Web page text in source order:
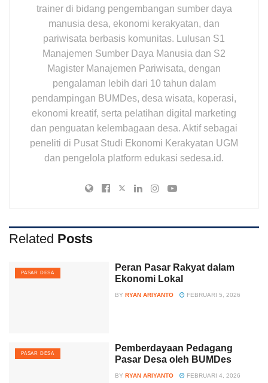
trainer di bidang pengembangan sumber daya
manusia desa, ekonomi kerakyatan, dan
pariwisata berbasis komunitas. Lulusan S1
Manajemen Sumber Daya Manusia dan S2
Magister Manajemen Pariwisata, dengan
pengalaman lebih dari 10 tahun dalam
pendampingan BUMDes, desa wisata, koperasi,
ekonomi kreatif, serta pelatihan digital marketing
dan penguatan kelembagaan desa. Aktif sebagai
peneliti di Pusat Studi Ekonomi Kerakyatan UGM
dan pengelola platform edukasi sedesa.id.
Related Posts
PASAR DESA
Peran Pasar Rakyat dalam
Ekonomi Lokal
BY RYAN ARIYANTO FEBRUARI 5, 2026
PASAR DESA
Pemberdayaan Pedagang
Pasar Desa oleh BUMDes
BY RYAN ARIYANTO FEBRUARI 4, 2026